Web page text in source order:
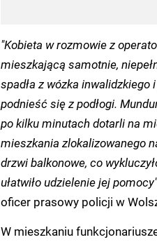
"Kobieta w rozmowie z
mieszkającą samotnie,
spadła z wózka inwalidzkiego
podnieść się z podłogi.
po kilku minutach dotarli na
mieszkania zlokalizowanego
drzwi balkonowe, co
ułatwiło udzielenie jej
oficer prasowy policji w
W mieszkaniu